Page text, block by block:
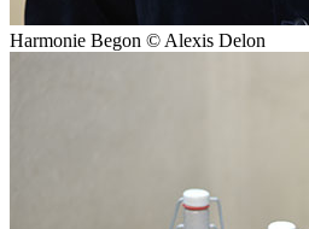
Harmonie Begon © Alexis Delon